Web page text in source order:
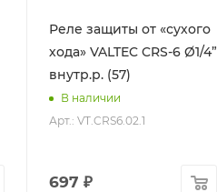
Реле защиты от «сухого
хода» VALTEC CRS-6 Ø1/4”
внутр.р. (57)
В наличии
Арт.: VT.CRS6.02.1
697 ₽